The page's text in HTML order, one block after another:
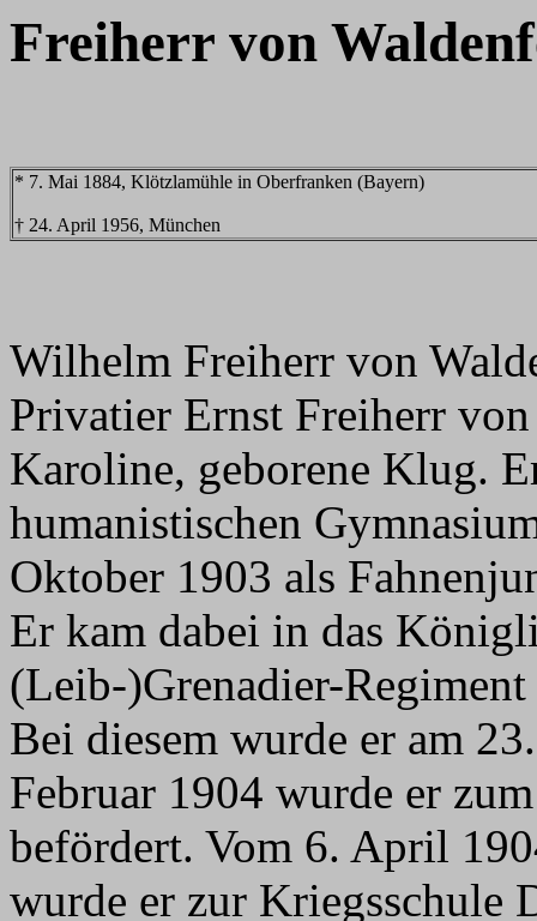
Freiherr von
* 7. Mai 1884, Klötzlamühle in Oberfranken (Bayern)
† 24. April 1956, München
Wilhelm Freiherr von
Privatier Ernst Freiherr
Karoline, geborene Klug.
humanistischen
Oktober 1903 als
Er kam dabei in das
(Leib-)Grenadier-
Bei diesem wurde er am
Februar 1904 wurde er
befördert. Vom 6. April
wurde er zur Kriegsschule